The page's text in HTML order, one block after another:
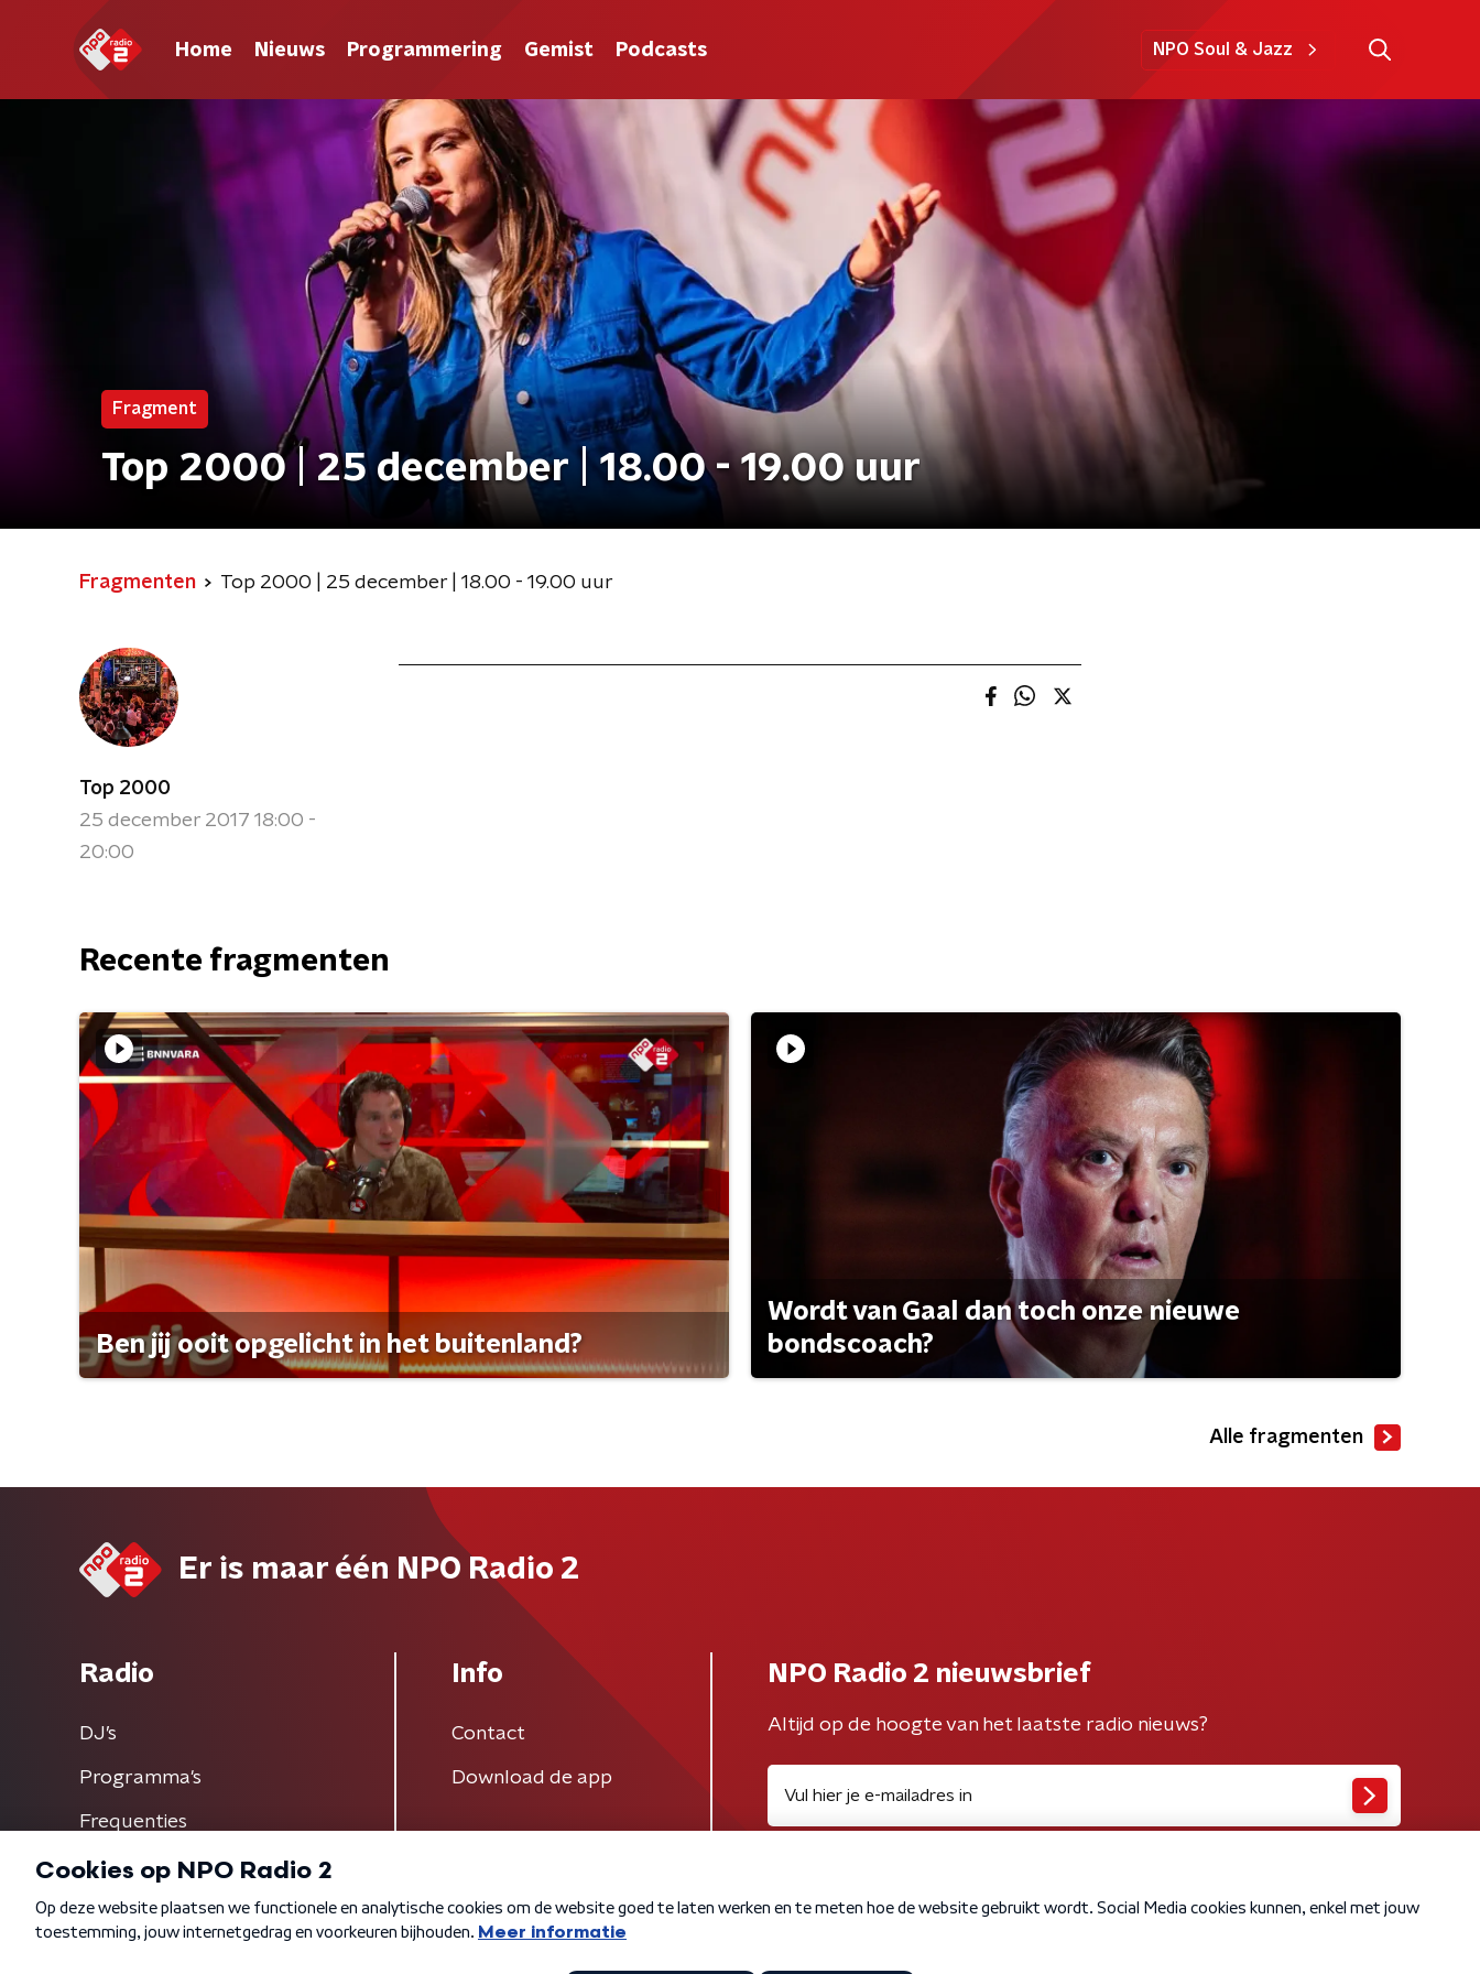
Home Nieuws Programmering Gemist Podcasts NPO Soul & Jazz
Fragment
Top 2000 | 25 december | 18.00 - 19.00 uur
Fragmenten Top 2000 | 25 december | 18.00 - 19.00 uur
Top 2000
25 december 2017 18:00 -
20:00
Recente fragmenten
Ben jij ooit opgelicht in het buitenland?
Wordt van Gaal dan toch onze nieuwe
bondscoach?
Alle fragmenten
Er is maar één NPO Radio 2
Radio
DJ’s
Programma's
Frequenties
Info
Contact
Download de app
NPO Radio 2 nieuwsbrief
Altijd op de hoogte van het laatste radio nieuws?
Algemene voorwaarden Privacybeleid